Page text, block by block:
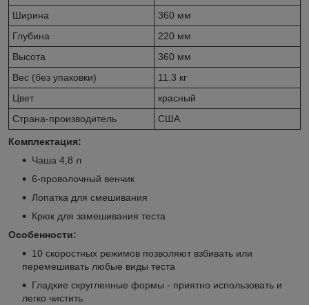
Ширина
360 мм
Глубина
220 мм
Высота
360 мм
Вес (без упаковки)
11.3 кг
Цвет
красный
Страна-производитель
США
Комплектация:
Чаша 4,8 л
6-проволочный венчик
Лопатка для смешивания
Крюк для замешивания теста
Особенности:
10 скоростных режимов позволяют взбивать или
перемешивать любые виды теста
Гладкие скругленные формы - приятно использовать и
легко чистить